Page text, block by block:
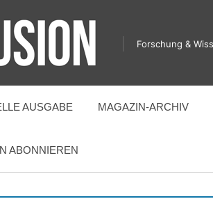
Forschung &
AUSGABE MAGAZIN-ARCHIV
ABONNIEREN